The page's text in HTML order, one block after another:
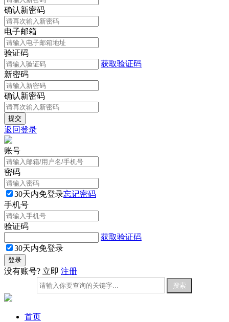
确认新密码
电子邮箱
验证码
获取验证码
新密码
确认新密码
返回登录
账号
密码
30天内免登录忘记密码
手机号
验证码
获取验证码
30天内免登录
没有账号? 立即 注册
首页